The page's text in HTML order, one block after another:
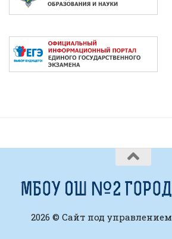
2026 © Сайт под управлением